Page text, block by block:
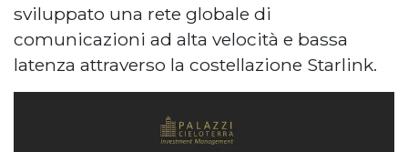
sviluppato una rete globale di
comunicazioni ad alta velocità e bassa
latenza attraverso la costellazione Starlink.